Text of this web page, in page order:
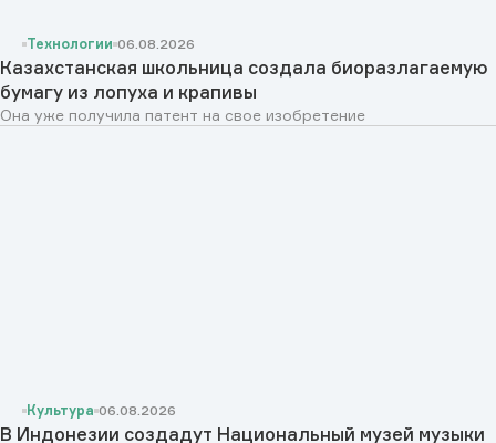
Технологии 06.08.2026
Казахстанская школьница создала биоразлагаемую
бумагу из лопуха и крапивы
Она уже получила патент на свое изобретение
Культура 06.08.2026
В Индонезии создадут Национальный музей музыки